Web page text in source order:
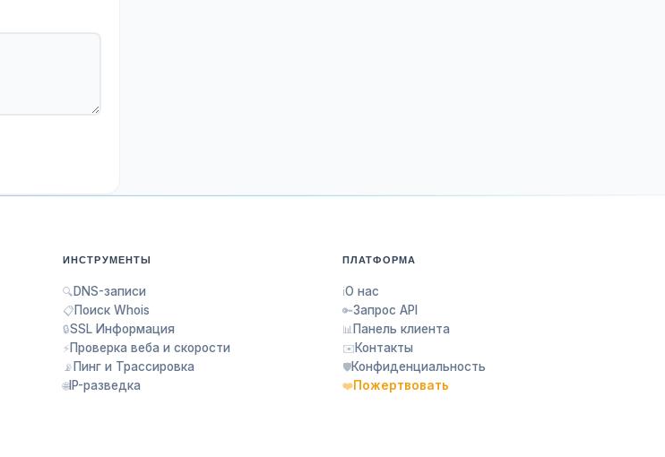
ИНСТРУМЕНТЫ
🔍 DNS-записи
📋 Поиск Whois
🔒SSL Информация
⚡ Проверка веба и скорости
📡 Пинг и Трассировка
🌐IP-разведка
ПЛАТФОРМА
ℹ️О нас
🔑Запрос API
📊 Панель клиента
✉️ Контакты
🛡️Конфиденциальность
❤️Пожертвовать